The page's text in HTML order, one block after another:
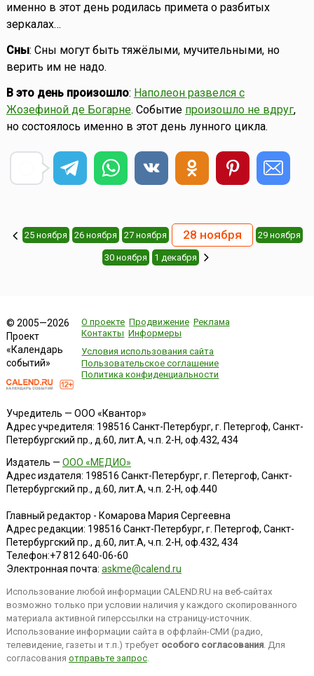
именно в этот день родилась примета о разбитых
зеркалах…
Сны: Сны могут быть тяжёлыми, мучительными, но
верить им не надо.
В это день произошло: Наполеон развелся с
Жозефиной де Богарне. Событие произошло не вдруг,
но состоялось именно в этот день лунного цикла.
25 ноября 26 ноября 27 ноября 28 ноября 29 ноября
30 ноября 1 декабря
© 2005—2026
Проект
«Календарь
событий»
О проекте Продвижение Реклама
Контакты Информеры
Условия использования сайта
Пользовательское соглашение
Политика конфиденциальности
Учредитель — ООО «Квантор»
Адрес учредителя: 198516 Санкт-Петербург, г. Петергоф, Санкт-
Петербургский пр., д.60, лит.А, ч.п. 2-Н, оф.432, 434
Издатель — ООО «МЕДИО»
Адрес издателя: 198516 Санкт-Петербург, г. Петергоф, Санкт-
Петербургский пр., д.60, лит.А, ч.п. 2-Н, оф.440
Главный редактор - Комарова Мария Сергеевна
Адрес редакции: 198516 Санкт-Петербург, г. Петергоф, Санкт-
Петербургский пр., д.60, лит.А, ч.п. 2-Н, оф.432, 434
Телефон:+7 812 640-06-60
Электронная почта: askme@calend.ru
Использование любой информации CALEND.RU на веб-сайтах
возможно только при условии наличия у каждого скопированного
материала активной гиперссылки на страницу-источник.
Использование информации сайта в оффлайн-СМИ (радио,
телевидение, газеты и т.п.) требует особого согласования. Для
согласования отправьте запрос.